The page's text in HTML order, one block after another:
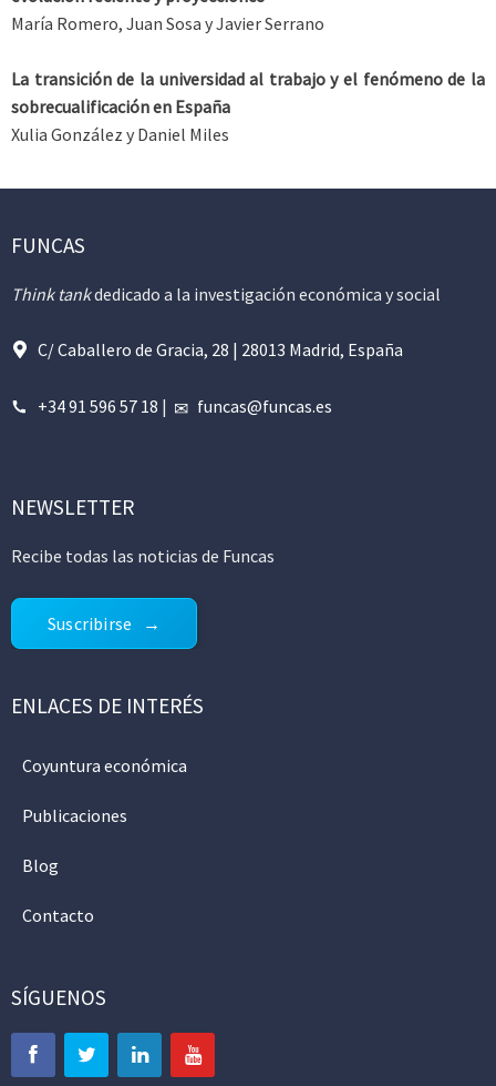
María Romero, Juan Sosa y Javier Serrano
La transición de la universidad al trabajo y el fenómeno de la
sobrecualificación en España
Xulia González y Daniel Miles
FUNCAS
Think tankdedicado a la investigación económica y social
C/ Caballero de Gracia, 28 | 28013 Madrid, España
+34 91 596 57 18 | funcas@funcas.es
NEWSLETTER
Recibe todas las noticias de Funcas
Suscribirse
ENLACES DE INTERÉS
Coyuntura económica
Publicaciones
Blog
Contacto
SÍGUENOS